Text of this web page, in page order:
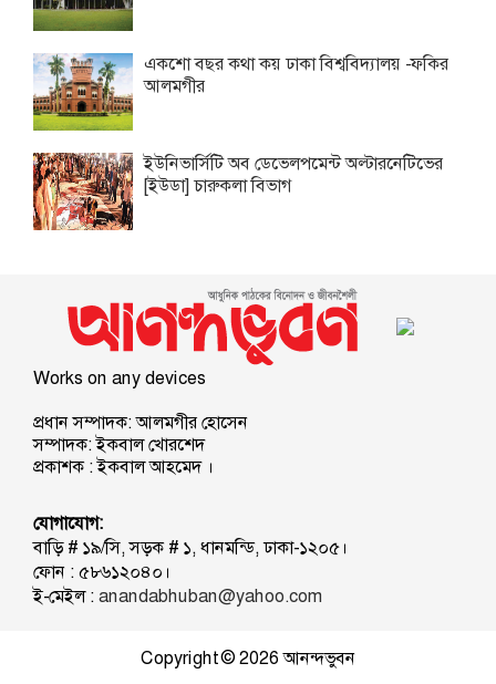
একশো বছর কথা কয় ঢাকা বিশ্ববিদ্যালয় -ফকির
আলমগীর
ইউনিভার্সিটি অব ডেভেলপমেন্ট অল্টারনেটিভের
[ইউডা] চারুকলা বিভাগ
Works on any devices
প্রধান সম্পাদক: আলমগীর হোসেন
সম্পাদক: ইকবাল খোরশেদ
প্রকাশক : ইকবাল আহমেদ ।
যোগাযোগ:
বাড়ি # ১৯/সি, সড়ক # ১, ধানমন্ডি, ঢাকা-১২০৫।
ফোন : ৫৮৬১২০৪০।
ই-মেইল :anandabhuban@yahoo.com
Copyright © 2026আনন্দভুবন